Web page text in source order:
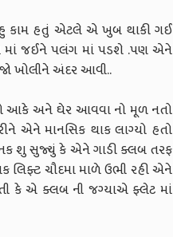
કામ હતું એટલે એ ખુબ થાકી ગઈ
માં જઈને પલંગ માં પડશે .પણ એને
ખોલીને અંદર આવી..
આકે અને ઘેર આવવા નો મૂળ નતો
એને માનસિક થાક લાગ્યો હતો
શુ સુજ્યું કે એને ગાડી ક્લબ તરફ
લિફ્ટ ચૌદમા માળે ઉભી રહી એને
કે એ ક્લબ ની જગ્યાએ ફ્લેટ માં